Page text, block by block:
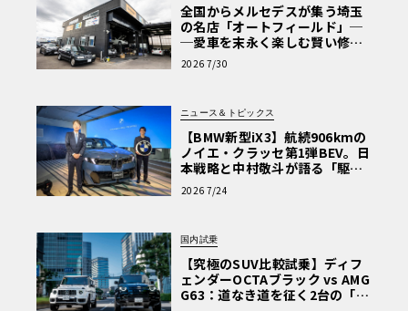
全国からメルセデスが集う埼玉
の名店「オートフィールド」─
─愛車を末永く楽しむ賢い修理
術と、プロがフックス製オイル
を選ぶ理由〈PR〉
2026 7/30
ニュース＆トピックス
【BMW新型iX3】航続906kmの
ノイエ・クラッセ第1弾BEV。日
本戦略と中村敬斗が語る「駆け
ぬける歓び」
2026 7/24
国内試乗
【究極のSUV比較試乗】ディフ
ェンダーOCTAブラック vs AMG
G63：道なき道を征く2台の「対